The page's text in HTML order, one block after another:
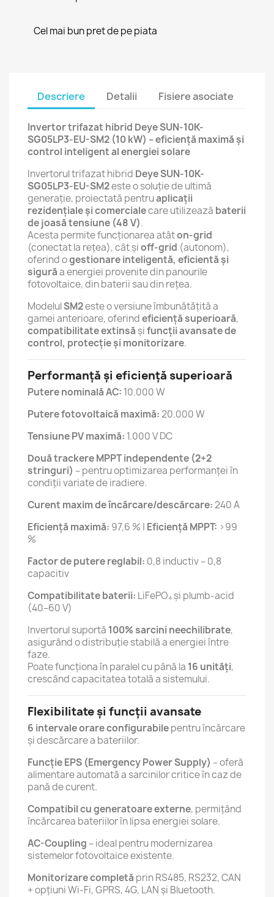
Cel mai bun pret de pe piata
Descriere Detalii Fisiere asociate
Invertor trifazat hibrid Deye SUN-10K-
SG05LP3-EU-SM2 (10 kW) – eficiență maximă și
control inteligent al energiei solare
Invertorul trifazat hibrid Deye SUN-10K-
SG05LP3-EU-SM2este o soluție de ultimă
generație, proiectată pentruaplicații
rezidențiale și comercialecare utilizează baterii
de joasă tensiune (48 V).
Acesta permite funcționarea atâton-grid
(conectat la rețea), cât șioff-grid (autonom),
oferind ogestionare inteligentă, eficientă și
sigurăa energiei provenite din panourile
fotovoltaice, din baterii sau din rețea.
ModelulSM2este o versiune îmbunătățită a
gamei anterioare, oferindeficiență superioară,
compatibilitate extinsă șifuncții avansate de
control, protecție și monitorizare.
Performanță și eficiență superioară
Putere nominală AC: 10.000 W
Putere fotovoltaică maximă:20.000 W
Tensiune PV maximă: 1.000 V DC
Două trackere MPPT independente (2+2
stringuri) – pentru optimizarea performanței în
condiții variate de iradiere.
Curent maxim de încărcare/descărcare:240 A
Eficiență maximă: 97,6 % | Eficiență MPPT: >99
%
Factor de putere reglabil: 0,8 inductiv – 0,8
capacitiv
Compatibilitate baterii: LiFePO₄ și plumb-acid
(40–60 V)
Invertorul suportă 100% sarcini neechilibrate,
asigurând o distribuție stabilă a energiei între
faze.
Poate funcționa în paralel cu până la 16 unități,
crescând capacitatea totală a sistemului.
Flexibilitate și funcții avansate
6 intervale orare configurabilepentru încărcare
și descărcare a bateriilor.
Funcție EPS (Emergency Power Supply) – oferă
alimentare automată a sarcinilor critice în caz de
pană de curent.
Compatibil cu generatoare externe, permițând
încărcarea bateriilor în lipsa energiei solare.
AC-Coupling – ideal pentru modernizarea
sistemelor fotovoltaice existente.
Monitorizare completă prin RS485, RS232, CAN
+ opțiuni Wi-Fi, GPRS, 4G, LAN și Bluetooth.